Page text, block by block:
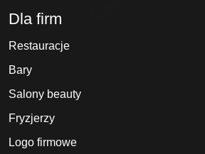
Dla firm
Restauracje
Bary
Salony beauty
Fryzjerzy
Logo firmowe